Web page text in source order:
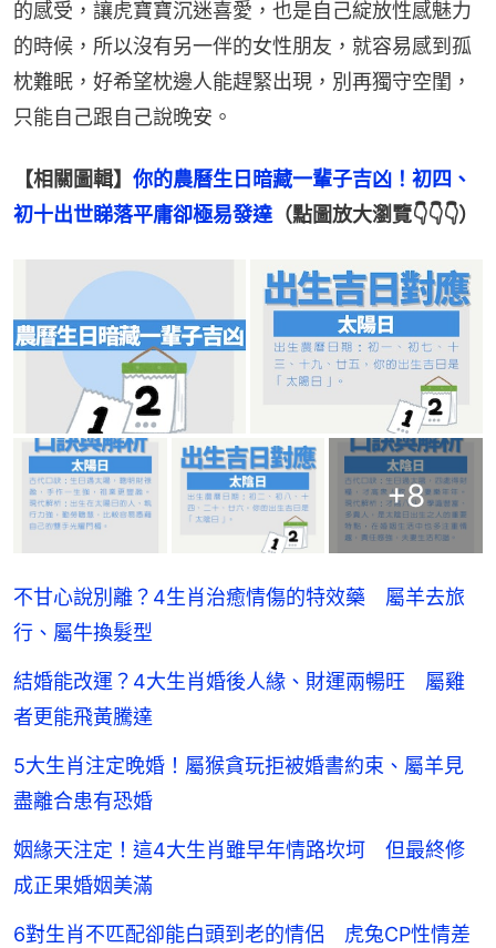
的感受，讓虎寶寶沉迷喜愛，也是自己綻放性感魅力
的時候，所以沒有另一伴的女性朋友，就容易感到孤
枕難眠，好希望枕邊人能趕緊出現，別再獨守空閨，
只能自己跟自己說晚安。
【相關圖輯】 你的農曆生日暗藏一輩子吉凶！初四、
初十出世睇落平庸卻極易發達 （點圖放大瀏覽👇👇👇）
+8
不甘心說別離？4生肖治癒情傷的特效藥 屬羊去旅
行、屬牛換髮型
結婚能改運？4大生肖婚後人緣、財運兩暢旺 屬雞
者更能飛黃騰達
5大生肖注定晚婚！屬猴貪玩拒被婚書約束、屬羊見
盡離合患有恐婚
姻緣天注定！這4大生肖雖早年情路坎坷 但最終修
成正果婚姻美滿
6對生肖不匹配卻能白頭到老的情侶 虎兔CP性情差